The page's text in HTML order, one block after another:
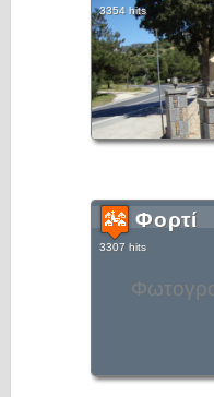
3354 hits
Φορτί
3307 hits